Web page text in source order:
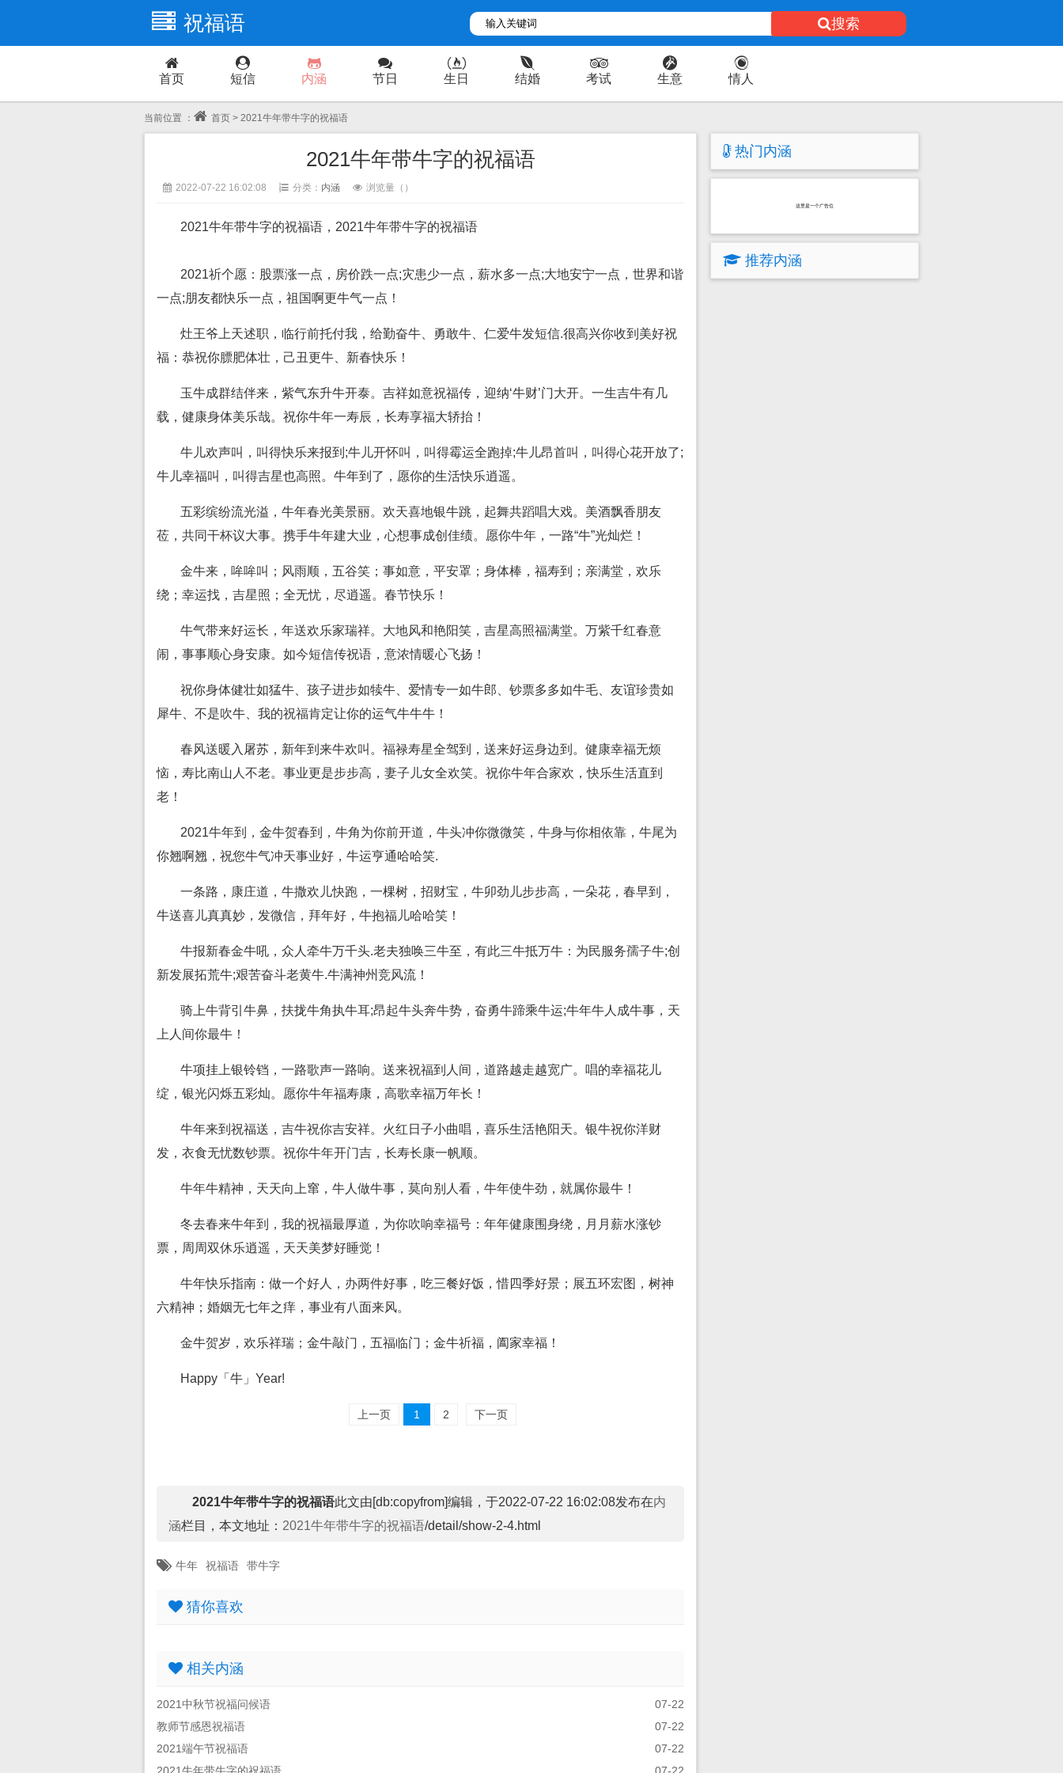
祝福语 搜索
首页 短信 内涵 节日 生日 结婚 考试 生意 情人
当前位置 ： 首页 > 2021牛年带牛字的祝福语
2021牛年带牛字的祝福语
2022-07-22 16:02:08 分类： 内涵 浏览量（ ）
2021牛年带牛字的祝福语，2021牛年带牛字的祝福语
2021祈个愿：股票涨一点，房价跌一点;灾患少一点，薪水多一点;大地安宁一点，世界和谐
一点;朋友都快乐一点，祖国啊更牛气一点！
灶王爷上天述职，临行前托付我，给勤奋牛、勇敢牛、仁爱牛发短信.很高兴你收到美好祝
福：恭祝你膘肥体壮，己丑更牛、新春快乐！
玉牛成群结伴来，紫气东升牛开泰。吉祥如意祝福传，迎纳‘牛财’门大开。一生吉牛有几
载，健康身体美乐哉。祝你牛年一寿辰，长寿享福大轿抬！
牛儿欢声叫，叫得快乐来报到;牛儿开怀叫，叫得霉运全跑掉;牛儿昂首叫，叫得心花开放了;
牛儿幸福叫，叫得吉星也高照。牛年到了，愿你的生活快乐逍遥。
五彩缤纷流光溢，牛年春光美景丽。欢天喜地银牛跳，起舞共蹈唱大戏。美酒飘香朋友
莅，共同干杯议大事。携手牛年建大业，心想事成创佳绩。愿你牛年，一路“牛”光灿烂！
金牛来，哞哞叫；风雨顺，五谷笑；事如意，平安罩；身体棒，福寿到；亲满堂，欢乐
绕；幸运找，吉星照；全无忧，尽逍遥。春节快乐！
牛气带来好运长，年送欢乐家瑞祥。大地风和艳阳笑，吉星高照福满堂。万紫千红春意
闹，事事顺心身安康。如今短信传祝语，意浓情暖心飞扬！
祝你身体健壮如猛牛、孩子进步如犊牛、爱情专一如牛郎、钞票多多如牛毛、友谊珍贵如
犀牛、不是吹牛、我的祝福肯定让你的运气牛牛牛！
春风送暖入屠苏，新年到来牛欢叫。福禄寿星全驾到，送来好运身边到。健康幸福无烦
恼，寿比南山人不老。事业更是步步高，妻子儿女全欢笑。祝你牛年合家欢，快乐生活直到
老！
2021牛年到，金牛贺春到，牛角为你前开道，牛头冲你微微笑，牛身与你相依靠，牛尾为
你翘啊翘，祝您牛气冲天事业好，牛运亨通哈哈笑.
一条路，康庄道，牛撒欢儿快跑，一棵树，招财宝，牛卯劲儿步步高，一朵花，春早到，
牛送喜儿真真妙，发微信，拜年好，牛抱福儿哈哈笑！
牛报新春金牛吼，众人牵牛万千头.老夫独唤三牛至，有此三牛抵万牛：为民服务孺子牛;创
新发展拓荒牛;艰苦奋斗老黄牛.牛满神州竞风流！
骑上牛背引牛鼻，扶拢牛角执牛耳;昂起牛头奔牛势，奋勇牛蹄乘牛运;牛年牛人成牛事，天
上人间你最牛！
牛项挂上银铃铛，一路歌声一路响。送来祝福到人间，道路越走越宽广。唱的幸福花儿
绽，银光闪烁五彩灿。愿你牛年福寿康，高歌幸福万年长！
牛年来到祝福送，吉牛祝你吉安祥。火红日子小曲唱，喜乐生活艳阳天。银牛祝你洋财
发，衣食无忧数钞票。祝你牛年开门吉，长寿长康一帆顺。
牛年牛精神，天天向上窜，牛人做牛事，莫向别人看，牛年使牛劲，就属你最牛！
冬去春来牛年到，我的祝福最厚道，为你吹响幸福号：年年健康围身绕，月月薪水涨钞
票，周周双休乐逍遥，天天美梦好睡觉！
牛年快乐指南：做一个好人，办两件好事，吃三餐好饭，惜四季好景；展五环宏图，树神
六精神；婚姻无七年之痒，事业有八面来风。
金牛贺岁，欢乐祥瑞；金牛敲门，五福临门；金牛祈福，阖家幸福！
Happy「牛」Year!
上一页 1 2 下一页
2021牛年带牛字的祝福语此文由[db:copyfrom]编辑，于2022-07-22 16:02:08发布在内
涵栏目，本文地址： 2021牛年带牛字的祝福语/detail/show-2-4.html
牛年 祝福语 带牛字
猜你喜欢
相关内涵
2021中秋节祝福问候语
07-22
教师节感恩祝福语
07-22
2021端午节祝福语
07-22
热门内涵
这里是一个广告位
推荐内涵